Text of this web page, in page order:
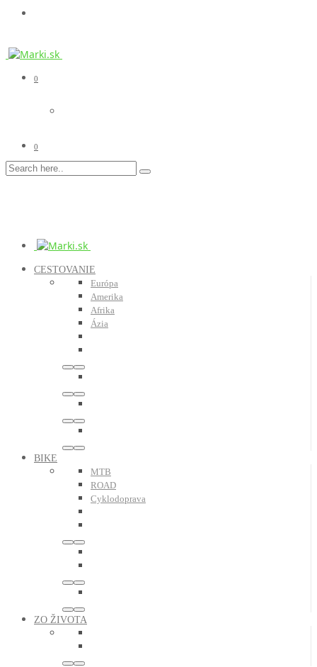
0
0
CESTOVANIE
Európa
Amerika
Afrika
Ázia
BIKE
MTB
ROAD
Cyklodoprava
ZO ŽIVOTA